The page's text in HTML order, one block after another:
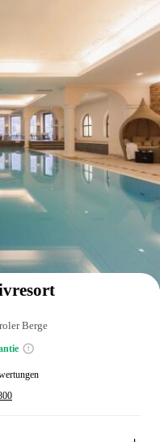
Auf der Karte anzeigen
Berge